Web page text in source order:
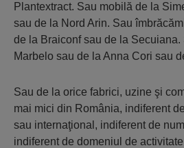
Plantextract. Sau mobilă de la
sau de la Nord Arin. Sau
de la Braiconf sau de la
Marbelo sau de la Anna Cori sau
Sau de la orice fabrici, uzine şi
mai mici din România, indiferent
sau internaţional, indiferent de
indiferent de domeniul de